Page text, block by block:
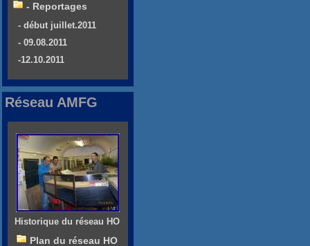
- Reportages
- début juillet.2011
- 09.08.2011
-12.10.2011
Réseau AMFG
Historique du réseau HO
Plan du réseau HO